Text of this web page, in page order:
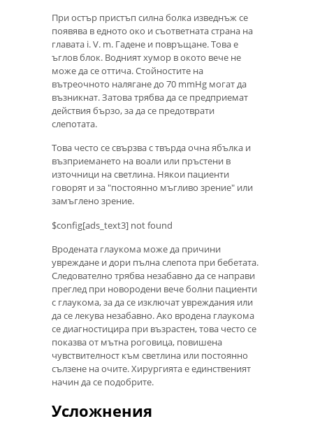
При остър пристъп силна болка изведнъж се
появява в едното око и съответната страна на
главата i. V. m. Гадене и повръщане. Това е
ъглов блок. Водният хумор в окото вече не
може да се оттича. Стойностите на
вътреочното налягане до 70 mmHg могат да
възникнат. Затова трябва да се предприемат
действия бързо, за да се предотврати
слепотата.
Това често се свързва с твърда очна ябълка и
възприемането на воали или пръстени в
източници на светлина. Някои пациенти
говорят и за "постоянно мъгливо зрение" или
замъглено зрение.
$config[ads_text3] not found
Вродената глаукома може да причини
увреждане и дори пълна слепота при бебетата.
Следователно трябва незабавно да се направи
преглед при новородени вече болни пациенти
с глаукома, за да се изключат увреждания или
да се лекува незабавно. Ако вродена глаукома
се диагностицира при възрастен, това често се
показва от мътна роговица, повишена
чувствителност към светлина или постоянно
сълзене на очите. Хирургията е единственият
начин да се подобрите.
Усложнения